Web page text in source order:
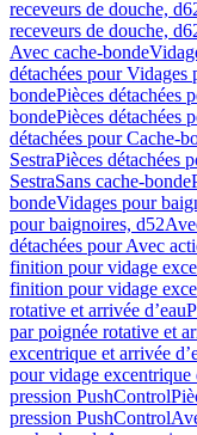
receveurs de douche,
receveurs de douche,
Avec cache-bonde
détachées pour Vidages
bondePièces détachées
bondePièces détachées
détachées pour Cache-
SestraPièces détachées
SestraSans cache-bonde
bondeVidages pour
pour baignoires, d52
détachées pour Avec
finition pour vidage
finition pour vidage
rotative et arrivée d’eau
par poignée rotative et
excentrique et arrivée
pour vidage excentrique
pression PushControl
pression PushControl